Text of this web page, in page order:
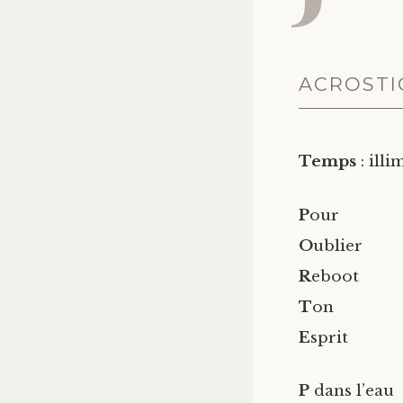
Temps :
Pour
Oublier
Reboot
Ton
Esprit
P dans l’eau